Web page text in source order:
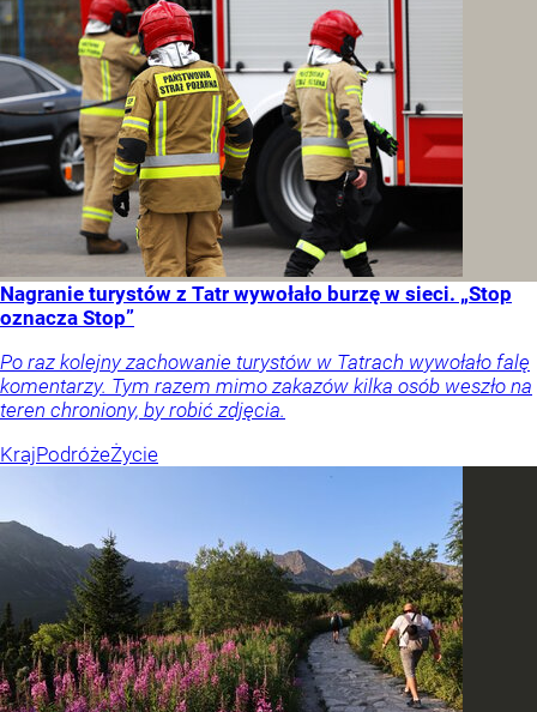
Nagranie turystów z Tatr wywołało burzę w sieci. „Stop
oznacza Stop”
Po raz kolejny zachowanie turystów w Tatrach wywołało falę
komentarzy. Tym razem mimo zakazów kilka osób weszło na
teren chroniony, by robić zdjęcia.
KrajPodróżeŻycie